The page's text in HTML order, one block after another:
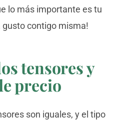
lo más importante es tu
contigo misma!
tensores y
precio
son iguales, y el tipo